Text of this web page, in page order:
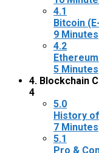
4.1
Bitcoin
9 Minutes
4.2
5 Minutes
4. Blockchain
4
5.0
History
7 Minutes
5.1
Pro &